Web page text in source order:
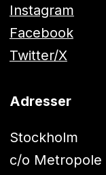
Instagram
Facebook
Twitter/X
Adresser
Stockholm
c/o Metropole